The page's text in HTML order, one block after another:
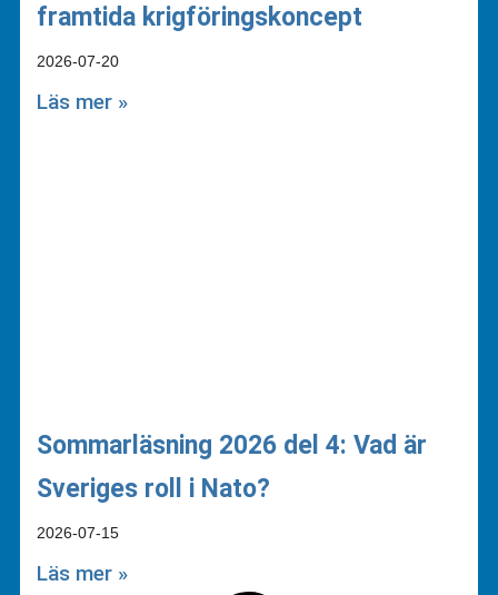
framtida krigföringskoncept
2026-07-20
Läs mer »
Sommarläsning 2026 del 4: Vad är
Sveriges roll i Nato?
2026-07-15
Läs mer »